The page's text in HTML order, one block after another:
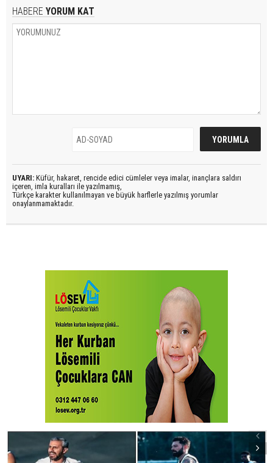
HABERE YORUM KAT
UYARI: Küfür, hakaret, rencide edici cümleler veya imalar, inançlara saldırı
içeren, imla kuralları ile yazılmamış,
Türkçe karakter kullanılmayan ve büyük harflerle yazılmış yorumlar
onaylanmamaktadır.